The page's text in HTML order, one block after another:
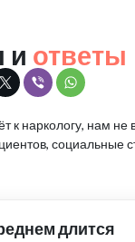
и ответы
к наркологу, нам
социальные
длится